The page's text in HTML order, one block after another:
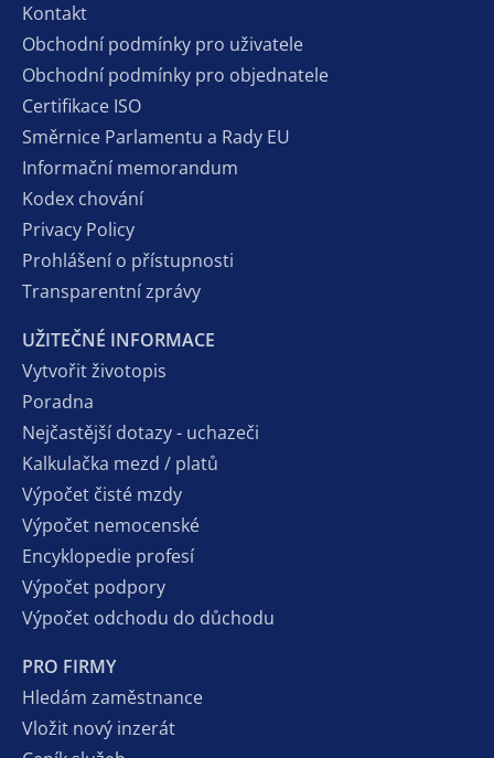
Kontakt
Obchodní podmínky pro uživatele
Obchodní podmínky pro objednatele
Certifikace ISO
Směrnice Parlamentu a Rady EU
Informační memorandum
Kodex chování
Privacy Policy
Prohlášení o přístupnosti
Transparentní zprávy
UŽITEČNÉ INFORMACE
Vytvořit životopis
Poradna
Nejčastější dotazy - uchazeči
Kalkulačka mezd / platů
Výpočet čisté mzdy
Výpočet nemocenské
Encyklopedie profesí
Výpočet podpory
Výpočet odchodu do důchodu
PRO FIRMY
Hledám zaměstnance
Vložit nový inzerát